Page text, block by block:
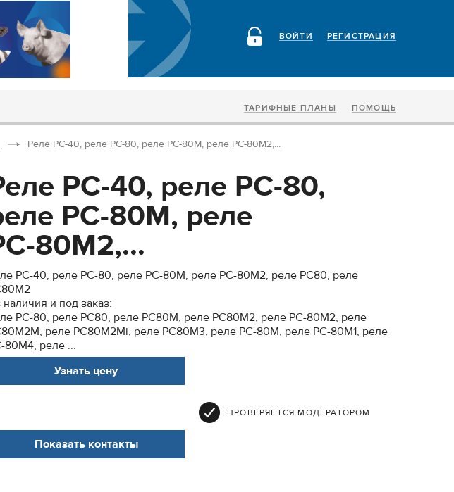
РЕГИСТРАЦИЯ
ВОЙТИ
ТАРИФНЫЕ ПЛАНЫ ПОМОЩЬ
Реле РС-40, реле РС-80, реле РС-80М, реле РС-80М2,...
РС-40, реле РС-80,
РС-80М, реле
80М2,...
РС-40, реле РС-80, реле РС-80М, реле РС-80М2, реле РС80, реле
наличия и под заказ:
РС-80, реле РС80, реле РС80М, реле РС80М2, реле РС-80М2, реле
реле РС80М2Мi, реле РС80М3, реле РС-80М, реле РС-80М1, реле
80М4, реле ...
Узнать цену
ПРОВЕРЯЕТСЯ МОДЕРАТОРОМ
Показать контакты